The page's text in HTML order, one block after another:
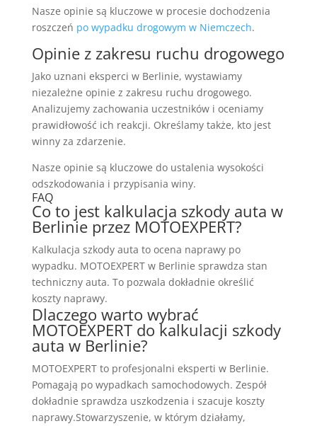
Nasze opinie są kluczowe w procesie dochodzenia
roszczeń po wypadku drogowym w Niemczech.
Opinie z zakresu ruchu drogowego
Jako uznani eksperci w Berlinie, wystawiamy
niezależne opinie z zakresu ruchu drogowego.
Analizujemy zachowania uczestników i oceniamy
prawidłowość ich reakcji. Określamy także, kto jest
winny za zdarzenie.
Nasze opinie są kluczowe do ustalenia wysokości
odszkodowania i przypisania winy.
FAQ
Co to jest kalkulacja szkody auta w
Berlinie przez MOTOEXPERT?
Kalkulacja szkody auta to ocena naprawy po
wypadku. MOTOEXPERT w Berlinie sprawdza stan
techniczny auta. To pozwala dokładnie określić
koszty naprawy.
Dlaczego warto wybrać
MOTOEXPERT do kalkulacji szkody
auta w Berlinie?
MOTOEXPERT to profesjonalni eksperti w Berlinie.
Pomagają po wypadkach samochodowych. Zespół
dokładnie sprawdza uszkodzenia i szacuje koszty
naprawy.Stowarzyszenie, w którym działamy,